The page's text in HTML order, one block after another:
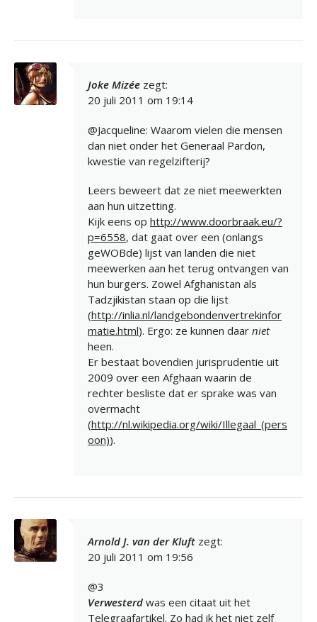
Joke Mizée zegt:
20 juli 2011 om 19:14
@Jacqueline: Waarom vielen die mensen
dan niet onder het Generaal Pardon,
kwestie van regelzifterij?
Leers beweert dat ze niet meewerkten
aan hun uitzetting.
Kijk eens op http://www.doorbraak.eu/?
p=6558, dat gaat over een (onlangs
geWOBde) lijst van landen die niet
meewerken aan het terug ontvangen van
hun burgers. Zowel Afghanistan als
Tadzjikistan staan op die lijst
(http://inlia.nl/landgebondenvertrekinfor
matie.html). Ergo: ze kunnen daar niet
heen.
Er bestaat bovendien jurisprudentie uit
2009 over een Afghaan waarin de
rechter besliste dat er sprake was van
overmacht
(http://nl.wikipedia.org/wiki/Illegaal_(pers
oon)).
Arnold J. van der Kluft zegt:
20 juli 2011 om 19:56
@3
Verwesterd was een citaat uit het
Telegraafartikel. Zo had ik het niet zelf